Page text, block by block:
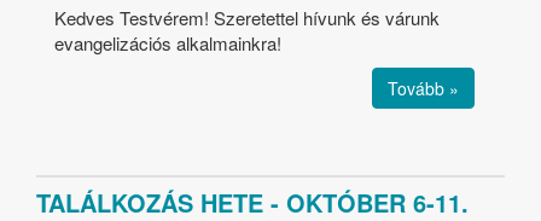
Kedves Testvérem! Szeretettel hívunk és várunk
evangelizációs alkalmainkra!
Tovább »
TALÁLKOZÁS HETE - OKTÓBER 6-11.